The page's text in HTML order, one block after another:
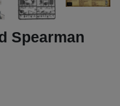
Spearman